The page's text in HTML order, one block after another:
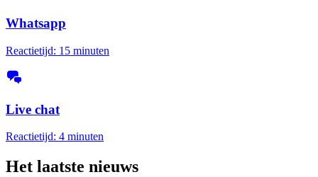
Whatsapp
Reactietijd: 15 minuten
Live chat
Reactietijd: 4 minuten
Het laatste nieuws